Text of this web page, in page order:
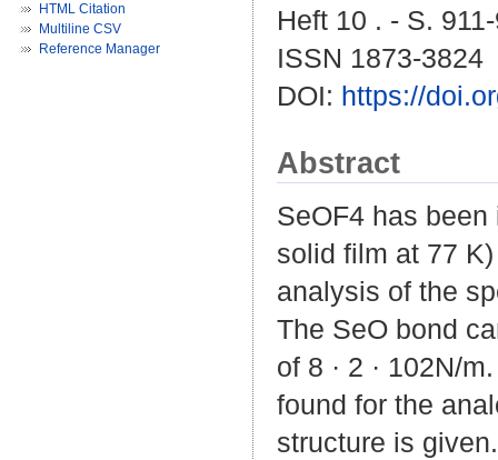
HTML Citation
Multiline CSV
Reference Manager
Heft 10 . - S.
ISSN 1873-3824
DOI: https://
Abstract
SeOF4 has
solid film at 77
analysis of the
The SeO bond
of 8 · 2 · 102N/
found for the
structure is given.